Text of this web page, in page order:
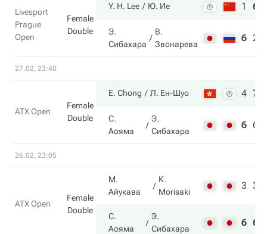
Livesport
Prague
Open
Female
Double
Y. H. Lee Ю. Ие 1 6
Э.
Сибахара
В.
Звонарева
6 2
27.02, 23:40
ATX Open
Female
Double
E. Chong Л. Ен-Шуо 4 7
С.
Аояма
Э.
Сибахара
6 6
26.02, 23:05
ATX Open
Female
Double
М.
Айукава
K.
Morisaki
3 3
С.
Аояма
Э.
Сибахара
6 6